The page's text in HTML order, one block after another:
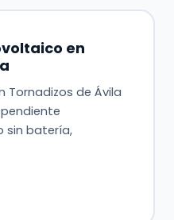
en
Tornadizos de Ávila
sin batería,